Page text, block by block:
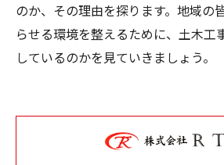
のか、その理由を探ります。地域の
らせる環境を整えるために、土木工
しているのかを見ていきましょう。